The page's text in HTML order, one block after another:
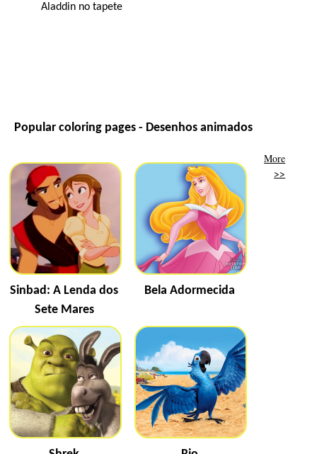
Aladdin no tapete
Popular coloring pages - Desenhos animados
Sinbad: A Lenda dos
Sete Mares
Bela Adormecida
More
>>